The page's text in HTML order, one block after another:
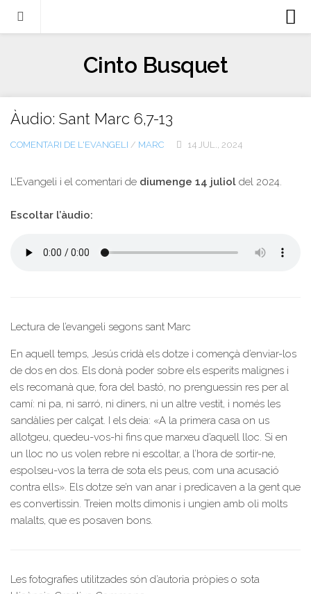
Llibres
Escrits-articles
Notícies
Contacte
Cinto Busquet
Àudio: Sant Marc 6,7-13
COMENTARI DE L'EVANGELI / MARC 14 JUL., 2024
L’Evangeli i el comentari de diumenge 14 juliol del 2024.
Escoltar l’àudio:
Lectura de l’evangeli segons sant Marc
En aquell temps, Jesús cridà els dotze i començà d’enviar-los
de dos en dos. Els donà poder sobre els esperits malignes i
els recomanà que, fora del bastó, no prenguessin res per al
camí: ni pa, ni sarró, ni diners, ni un altre vestit, i només les
sandàlies per calçat. I els deia: «A la primera casa on us
allotgeu, quedeu-vos-hi fins que marxeu d’aquell lloc. Si en
un lloc no us volen rebre ni escoltar, a l’hora de sortir-ne,
espolseu-vos la terra de sota els peus, com una acusació
contra ells». Els dotze se’n van anar i predicaven a la gent que
es convertissin. Treien molts dimonis i ungien amb oli molts
malalts, que es posaven bons.
Les fotografies utilitzades són d’autoria pròpies o sota